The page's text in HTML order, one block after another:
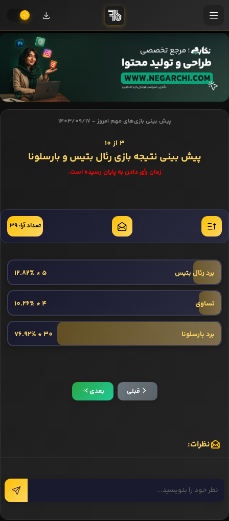
پیش بینی بازی‌های مهم امروز - 1403/09/17
3 از 10
پیش بینی نتیجه بازی رئال بتیس و بارسلونا
زمان رأی دادن به پایان رسیده است.
تعداد آرا: 39
برد رئال بتیس 5 * 12.82%
تساوی 4 * 10.26%
برد بارسلونا 30 * 76.92%
قبلی بعدی
نظرات: